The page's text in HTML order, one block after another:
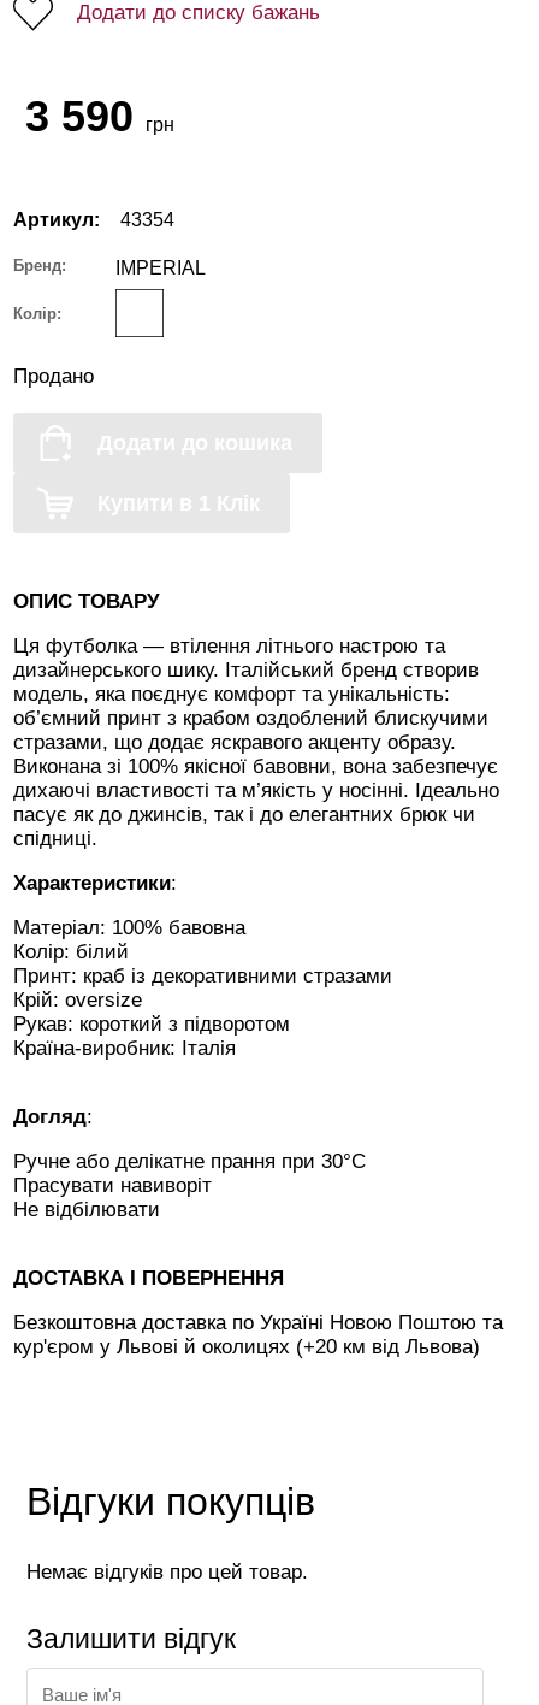
Додати до списку бажань
3 590 грн
Артикул: 43354
Бренд: IMPERIAL
Колір:
Продано
Додати до кошика
Купити в 1 Клік
ОПИС ТОВАРУ
Ця футболка — втілення літнього настрою та
дизайнерського шику. Італійський бренд створив
модель, яка поєднує комфорт та унікальність:
об’ємний принт з крабом оздоблений блискучими
стразами, що додає яскравого акценту образу.
Виконана зі 100% якісної бавовни, вона забезпечує
дихаючі властивості та м’якість у носінні. Ідеально
пасує як до джинсів, так і до елегантних брюк чи
спідниці.
Характеристики:
Матеріал: 100% бавовна
Колір: білий
Принт: краб із декоративними стразами
Крій: oversize
Рукав: короткий з підворотом
Країна-виробник: Італія
Догляд:
Ручне або делікатне прання при 30°C
Прасувати навиворіт
Не відбілювати
ДОСТАВКА І ПОВЕРНЕННЯ
Безкоштовна доставка по Україні Новою Поштою та
кур'єром у Львові й околицях (+20 км від Львова)
Відгуки покупців
Немає відгуків про цей товар.
Залишити відгук